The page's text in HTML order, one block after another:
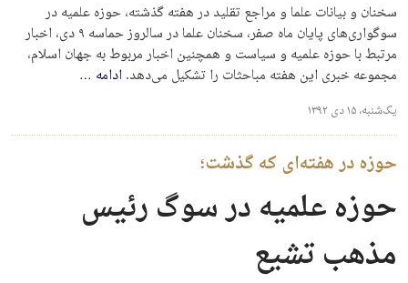
سخنان و بیانات علما و مراجع تقلید در هفته گذشته، حوزه علمیه در
سوگواری‌های پایان ماه صفر، سخنان علما در سالروز حماسه ۹ دی، اخبار
مرتبط با حوزه علمیه و سیاست و همچنین اخبار مربوط به جهان اسلام،
مجموعه خبری این هفته مباحثات را تشکیل می‌دهد.ادامه …
یک‌شنبه، ۱۵ دی ۱۳۹۲
حوزه در هفته‌ای که گذشت؛
حوزه علمیه در سوگ رئیس
مذهب تشیع